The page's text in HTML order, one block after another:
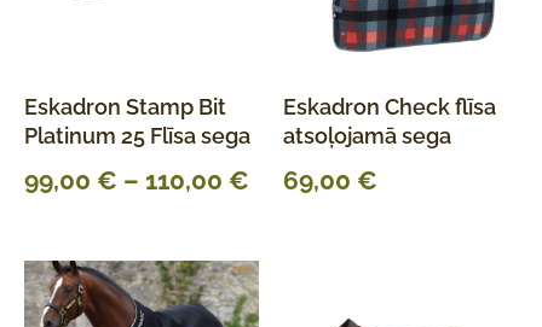
Eskadron Stamp Bit
Platinum 25 Flīsa sega
99,00 € – 110,00 €
Eskadron Check flīsa
atsoļojamā sega
69,00 €